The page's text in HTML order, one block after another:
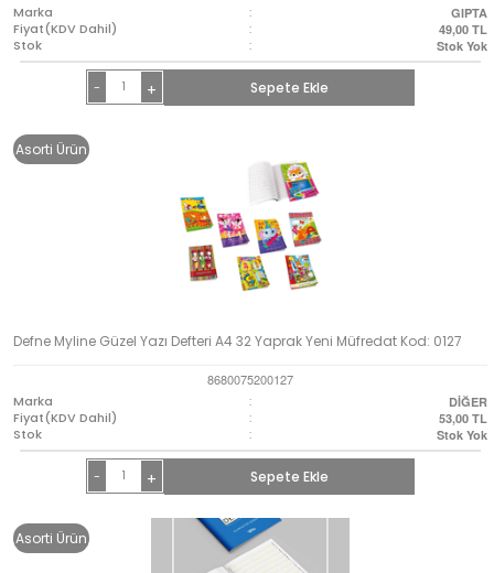
Marka
: GIPTA
Fiyat(KDV Dahil) : 49,00 TL
Stok : Stok Yok
- + Sepete Ekle
Asorti Ürün
Defne Myline Güzel Yazı Defteri A4 32 Yaprak Yeni Müfredat Kod: 0127
8680075200127
Marka
: DİĞER
Fiyat(KDV Dahil) : 53,00 TL
Stok : Stok Yok
- + Sepete Ekle
Asorti Ürün